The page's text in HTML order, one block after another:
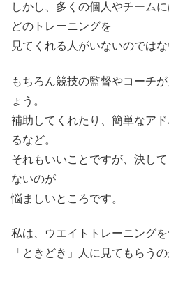
しかし、多くの個人やチーム
どのトレーニングを
見てくれる人がいないのではな
もちろん競技の監督やコーチ
ょう。
補助してくれたり、簡単なア
るなど。
それもいいことですが、決し
ないのが
悩ましいところです。
私は、ウエイトトレーニング
「ときどき」人に見てもらう